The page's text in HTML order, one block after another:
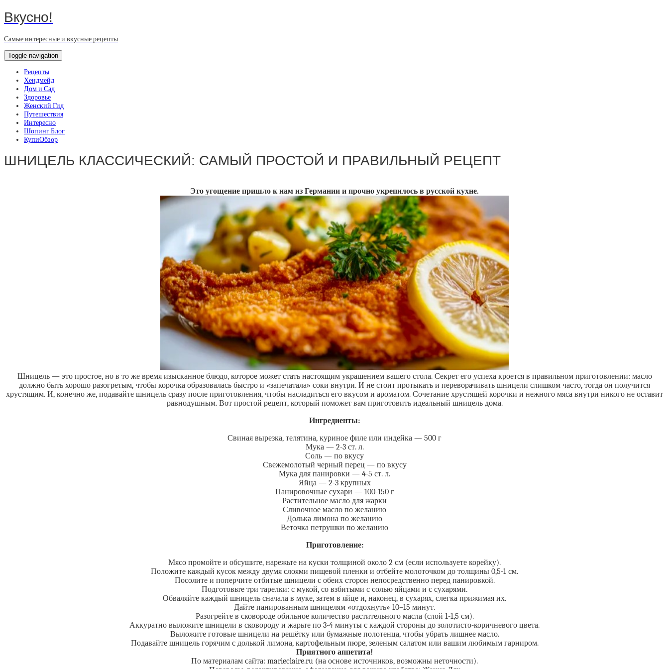
Вкусно!
Самые интересные и вкусные рецепты
Toggle navigation
Рецепты
Хендмейд
Дом и Сад
Здоровье
Женский Гид
Путешествия
Интересно
Шопинг Блог
КупиОбзор
ШНИЦЕЛЬ КЛАССИЧЕСКИЙ: САМЫЙ ПРОСТОЙ И ПРАВИЛЬНЫЙ РЕЦЕПТ
Это угощение пришло к нам из Германии и прочно укрепилось в русской кухне.
Шницель — это простое, но в то же время изысканное блюдо, которое может стать настоящим украшением вашего стола. Секрет его успеха кроется в правильном приготовлении: масло
должно быть хорошо разогретым, чтобы корочка образовалась быстро и «запечатала» соки внутри. И не стоит протыкать и переворачивать шницели слишком часто, тогда он получится
хрустящим. И, конечно же, подавайте шницель сразу после приготовления, чтобы насладиться его вкусом и ароматом. Сочетание хрустящей корочки и нежного мяса внутри никого не оставит
равнодушным. Вот простой рецепт, который поможет вам приготовить идеальный шницель дома.
Ингредиенты:
Свиная вырезка, телятина, куриное филе или индейка — 500 г
Мука — 2-3 ст. л.
Соль — по вкусу
Свежемолотый черный перец — по вкусу
Мука для панировки — 4-5 ст. л.
Яйца — 2-3 крупных
Панировочные сухари — 100-150 г
Растительное масло для жарки
Сливочное масло по желанию
Долька лимона по желанию
Веточка петрушки по желанию
Приготовление:
Мясо промойте и обсушите, нарежьте на куски толщиной около 2 см (если используете корейку).
Положите каждый кусок между двумя слоями пищевой пленки и отбейте молоточком до толщины 0,5-1 см.
Посолите и поперчите отбитые шницели с обеих сторон непосредственно перед панировкой.
Подготовьте три тарелки: с мукой, со взбитыми с солью яйцами и с сухарями.
Обваляйте каждый шницель сначала в муке, затем в яйце и, наконец, в сухарях, слегка прижимая их.
Дайте панированным шницелям «отдохнуть» 10–15 минут.
Разогрейте в сковороде обильное количество растительного масла (слой 1-1,5 см).
Аккуратно выложите шницели в сковороду и жарьте по 3-4 минуты с каждой стороны до золотисто-коричневого цвета.
Выложите готовые шницели на решётку или бумажные полотенца, чтобы убрать лишнее масло.
Подавайте шницель горячим с долькой лимона, картофельным пюре, зеленым салатом или вашим любимым гарниром.
Приятного аппетита!
По материалам сайта: marieclaire.ru (на основе источников, возможны неточности).